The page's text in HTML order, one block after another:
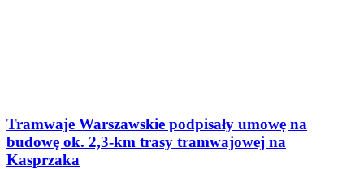
Tramwaje Warszawskie podpisały umowę na
budowę ok. 2,3-km trasy tramwajowej na
Kasprzaka